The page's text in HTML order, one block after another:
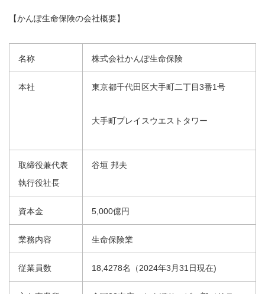
【かんぽ生命保険の会社概要】
名称 株式会社かんぽ生命保険
本社 東京都千代田区大手町二丁目3番1号
大手町プレイスウエストタワー
取締役兼代表
執行役社長
谷垣 邦夫
資本金 5,000億円
業務内容 生命保険業
従業員数 18,4278名（2024年3月31日現在)